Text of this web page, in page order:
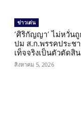
ข่าวเด่น
‘ศิริกัญญา’ ไม่หวั่น
ปม ส.ก.พรรคประช
เท็จจริงเป็นตัวตัดสิน
สิงหาคม 5, 2026